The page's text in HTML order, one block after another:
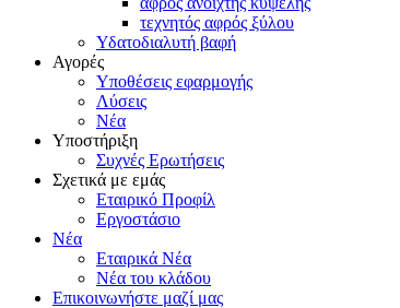
τεχνητός αφρός ξύλου
Υδατοδιαλυτή βαφή
Αγορές
Υποθέσεις εφαρμογής
Λύσεις
Νέα
Υποστήριξη
Συχνές Ερωτήσεις
Σχετικά με εμάς
Εταιρικό Προφίλ
Εργοστάσιο
Νέα
Εταιρικά Νέα
Νέα του κλάδου
Επικοινωνήστε μαζί μας